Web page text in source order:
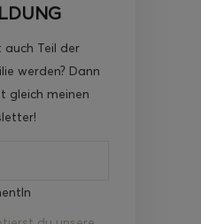
Teil der
werden? Dann
gleich meinen